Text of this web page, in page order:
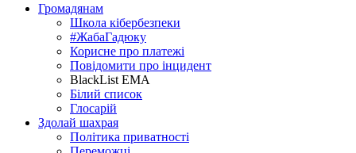
Громадянам
Школа кібербезпеки
#ЖабаГадюку
Корисне про платежі
Повідомити про інцидент
BlackList EMA
Білий список
Глосарій
Здолай шахрая
Політика приватності